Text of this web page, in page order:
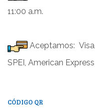
11:00 a.m.
Aceptamos:
SPEI, American Express
CÓDIGO QR